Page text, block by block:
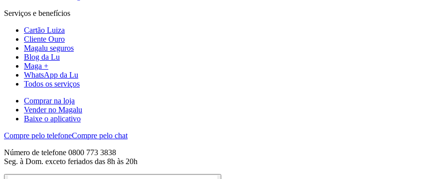
Serviços e benefícios
Cartão Luiza
Cliente Ouro
Magalu seguros
Blog da Lu
Maga +
WhatsApp da Lu
Todos os serviços
Comprar na loja
Vender no Magalu
Baixe o aplicativo
Compre pelo telefoneCompre pelo chat
Número de telefone 0800 773 3838
Seg. à Dom. exceto feriados das 8h às 20h